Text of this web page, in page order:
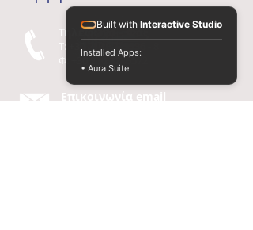
Τηλεφωνο - Φαξ
T:
+30 210 3213336 - 8
Φ: +30210 3246572
Επικοινωνία email
Built with Interactive Studio
Installed Apps:
• Aura Suite